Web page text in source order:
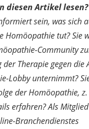
diesen Artikel lesen?
sein, was sich
Homöopathie tut? Sie
Community
der Therapie gegen die
Lobby unternimmt?
der Homöopathie, z.
erfahren? Als
Branchendienstes